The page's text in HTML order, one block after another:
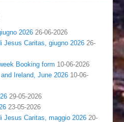
2026 26-06-2026
Jesus Caritas, giugno 2026 26-
Booking form 10-06-2026
Ireland, June 2026 10-06-
29-05-2026
23-05-2026
Jesus Caritas, maggio 2026 20-